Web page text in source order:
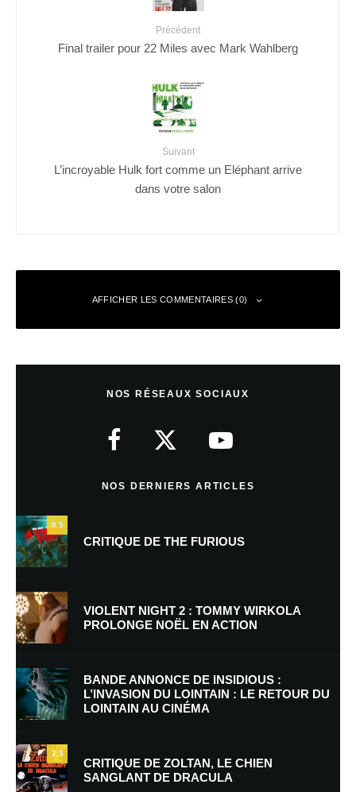
Précédent
Final trailer pour 22 Miles avec Mark Wahlberg
Suivant
L’incroyable Hulk fort comme un Eléphant arrive
dans votre salon
AFFICHER LES COMMENTAIRES (0)
Nom*
E-mail* Site web
Enregistrer mon nom, mon e-mail et mon site dans le navigateur pour
NOS RÉSEAUX SOCIAUX
NOS DERNIERS ARTICLES
9.5
CRITIQUE DE THE FURIOUS
VIOLENT NIGHT 2 : TOMMY WIRKOLA
PROLONGE NOËL EN ACTION
BANDE ANNONCE DE INSIDIOUS :
L’INVASION DU LOINTAIN : LE RETOUR DU
LOINTAIN AU CINÉMA
7.5
CRITIQUE DE ZOLTAN, LE CHIEN
SANGLANT DE DRACULA